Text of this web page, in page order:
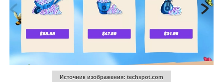
Источник изображения: techspot.com